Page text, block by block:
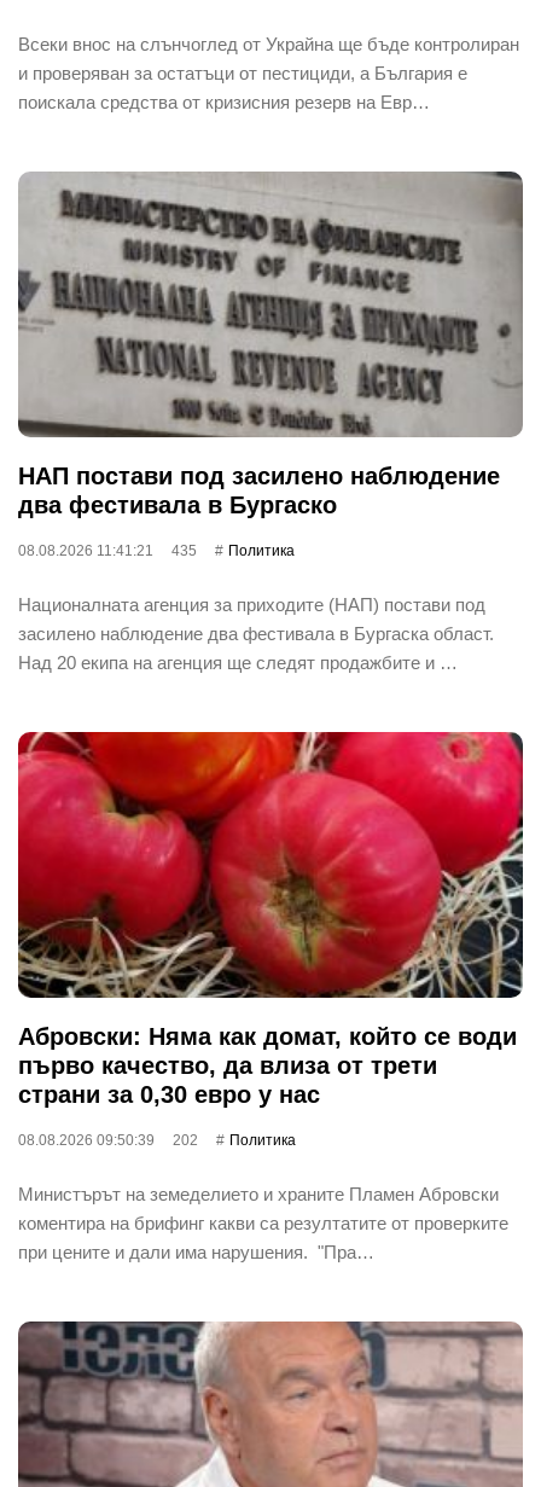
Всеки внос на слънчоглед от Украйна ще бъде контролиран
и проверяван за остатъци от пестициди, а България е
поискала средства от кризисния резерв на Евр…
НАП постави под засилено наблюдение
два фестивала в Бургаско
08.08.2026 11:41:21 435 Политика
Националната агенция за приходите (НАП) постави под
засилено наблюдение два фестивала в Бургаска област.
Над 20 екипа на агенция ще следят продажбите и …
Абровски: Няма как домат, който се води
първо качество, да влиза от трети
страни за 0,30 евро у нас
08.08.2026 09:50:39 202 Политика
Министърът на земеделието и храните Пламен Абровски
коментира на брифинг какви са резултатите от проверките
при цените и дали има нарушения. "Пра…